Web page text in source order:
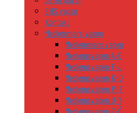
SHS vapen
Kontakt
Medlemmars vapen
Medlemmars vapen
Medlemsvapen A-E
Medlemsvapen F-J
Medlemsvapen K-O
Medlemsvapen P-T
Medlemsvapen U-Y